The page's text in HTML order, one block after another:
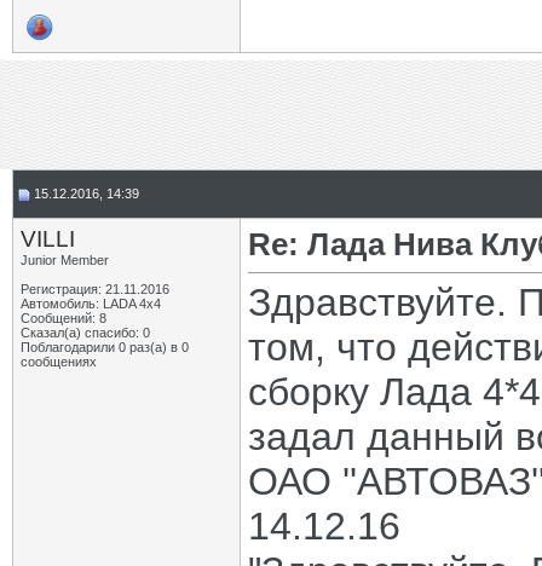
15.12.2016, 14:39
VILLI
Junior Member
Регистрация: 21.11.2016
Автомобиль: LADA 4x4
Сообщений: 8
Сказал(а) спасибо: 0
Поблагодарили 0 раз(а) в 0
сообщениях
Re: Лада Нива
Здравствуйте.
том, что
сборку Лада
задал данный
ОАО
14.12.16